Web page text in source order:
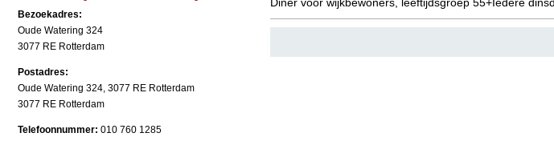
Bezoekadres:
Oude Watering 324
3077 RE Rotterdam
Postadres:
Oude Watering 324, 3077 RE Rotterdam
3077 RE Rotterdam
Telefoonnummer: 010 760 1285